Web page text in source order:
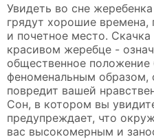
Увидеть во сне
грядут хорошие времена,
и почетное место.
красивом жеребце -
общественное положение
феноменальным образом,
повредит вашей
Сон, в котором вы
предупреждает, что
вас высокомерным и